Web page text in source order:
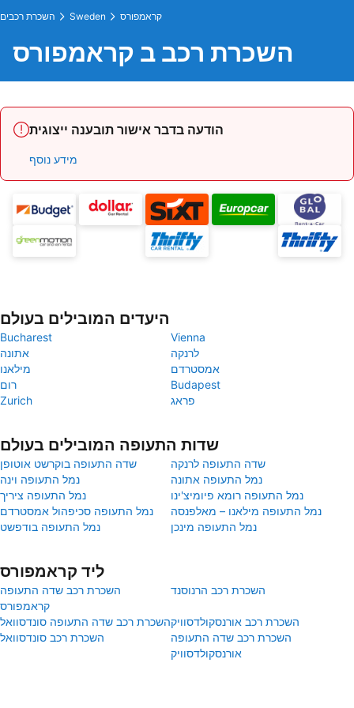
השכרת רכבים Sweden קראמפורס
השכרת רכב ב קראמפורס
הודעה בדבר אישור תובענה ייצוגית
מידע נוסף
היעדים המובילים בעולם
Bucharest
Vienna
אתונה
לרנקה
מילאנו
אמסטרדם
רום
Budapest
Zurich
פראג
שדות התעופה המובילים בעולם
שדה התעופה בוקרשט אוטופן
שדה התעופה לרנקה
נמל התעופה וינה
נמל התעופה אתונה
נמל התעופה ציריך
נמל התעופה רומא פיומיצ'ינו
נמל התעופה סכיפהול אמסטרדם
נמל התעופה מילאנו – מאלפנסה
נמל התעופה בודפשט
נמל התעופה מינכן
ליד קראמפורס
השכרת רכב שדה התעופה
קראמפורס
השכרת רכב הרנוסנד
השכרת רכב שדה התעופה סונדסוואלהשכרת רכב אורנסקולדסוויק
השכרת רכב סונדסוואל
השכרת רכב שדה התעופה
אורנסקולדסוויק